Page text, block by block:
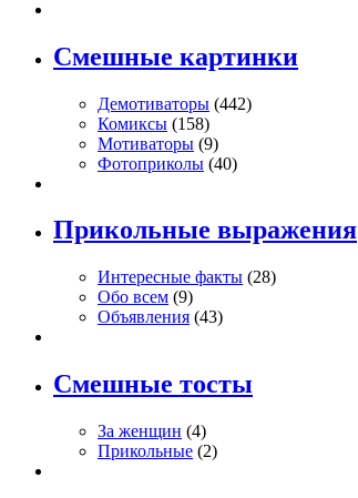
Смешные картинки
Демотиваторы (442)
Комиксы (158)
Мотиваторы (9)
Фотоприколы (40)
Прикольные выражения
Интересные факты (28)
Обо всем (9)
Объявления (43)
Смешные тосты
За женщин (4)
Прикольные (2)